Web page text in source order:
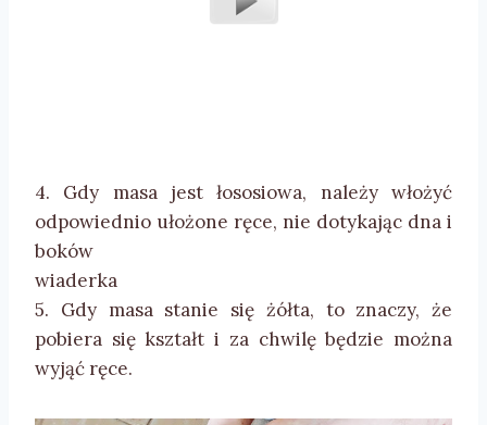
4. Gdy masa jest łososiowa, należy włożyć
odpowiednio ułożone ręce, nie dotykając dna i
boków
wiaderka
5. Gdy masa stanie się żółta, to znaczy, że
pobiera się kształt i za chwilę będzie można
wyjąć ręce.